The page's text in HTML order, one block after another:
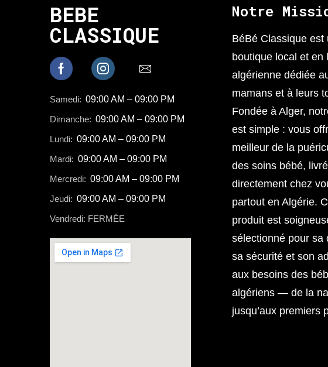
BEBE
CLASSIQUE
Samedi: 09:00 AM – 09:00 PM
Dimanche: 09:00 AM – 09:00 PM
Lundi: 09:00 AM – 09:00 PM
Mardi: 09:00 AM – 09:00 PM
Mercredi: 09:00 AM – 09:00 PM
Jeudi: 09:00 AM – 09:00 PM
Vendredi: FERMÉE
Notre
BéBé Classique est
boutique local et en
algérienne dédiée
mamans et à leurs
Fondée à Alger,
est simple : vous
meilleur de la
des soins bébé,
directement chez
partout en Algérie.
produit est
sélectionné pour sa
sa sécurité et son
aux besoins des
algériens — de la
jusqu’aux premiers